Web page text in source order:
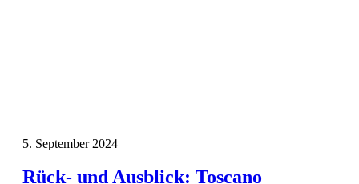
5. September 2024
Rück- und Ausblick: Toscano